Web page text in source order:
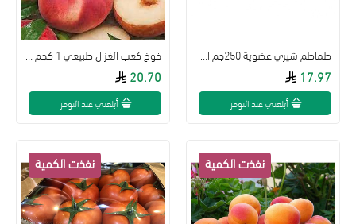
17.97
أبلغني عند التوفر
20.70
أبلغني عند التوفر